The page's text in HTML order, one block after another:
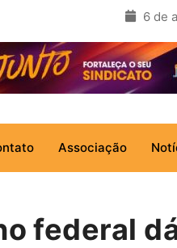
6 de
Associação
federal